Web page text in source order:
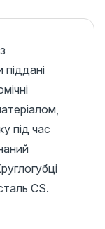
піддані
під час
CS.